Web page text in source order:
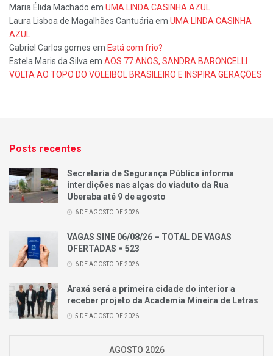
Maria Élida Machado em UMA LINDA CASINHA AZUL
Laura Lisboa de Magalhães Cantuáriaem UMA LINDA CASINHA
AZUL
Gabriel Carlos gomes em Está com frio?
Estela Maris da Silvaem AOS 77 ANOS, SANDRA BARONCELLI
VOLTA AO TOPO DO VOLEIBOL BRASILEIRO E INSPIRA GERAÇÕES
Posts recentes
Secretaria de Segurança Pública informa
interdições nas alças do viaduto da Rua
Uberaba até 9 de agosto
6 DE AGOSTO DE 2026
VAGAS SINE 06/08/26 – TOTAL DE VAGAS
OFERTADAS = 523
6 DE AGOSTO DE 2026
Araxá será a primeira cidade do interior a
receber projeto da Academia Mineira de Letras
5 DE AGOSTO DE 2026
AGOSTO 2026